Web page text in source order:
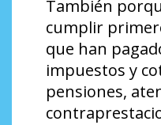
También
cumplir
que han
impuestos y
pensiones,